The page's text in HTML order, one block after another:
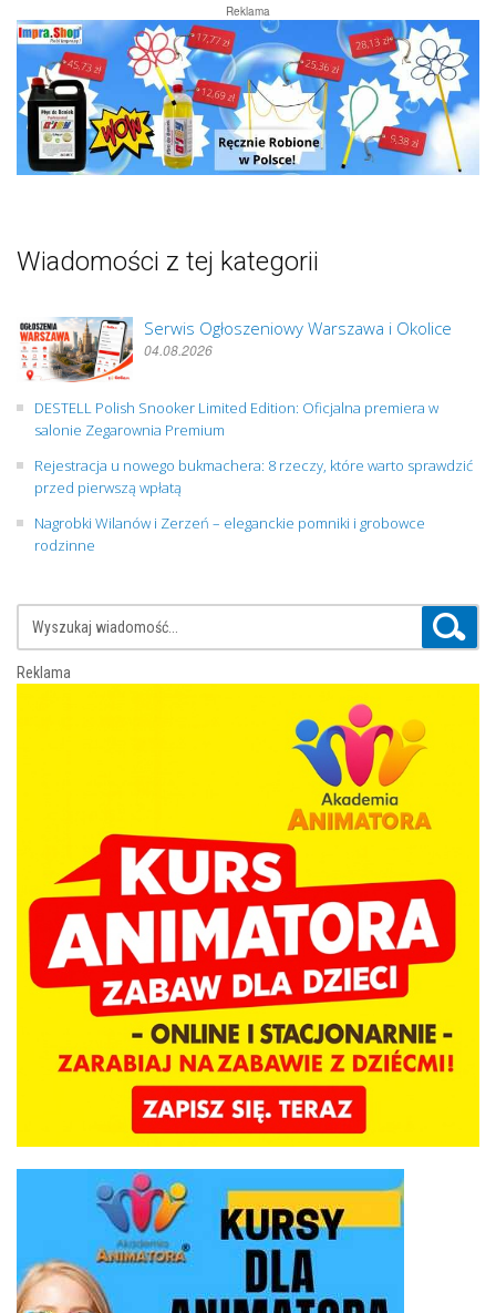
Reklama
Wiadomości z tej kategorii
Serwis Ogłoszeniowy Warszawa i Okolice
04.08.2026
DESTELL Polish Snooker Limited Edition: Oficjalna premiera w
salonie Zegarownia Premium
Rejestracja u nowego bukmachera: 8 rzeczy, które warto sprawdzić
przed pierwszą wpłatą
Nagrobki Wilanów i Zerzeń – eleganckie pomniki i grobowce
rodzinne
Reklama